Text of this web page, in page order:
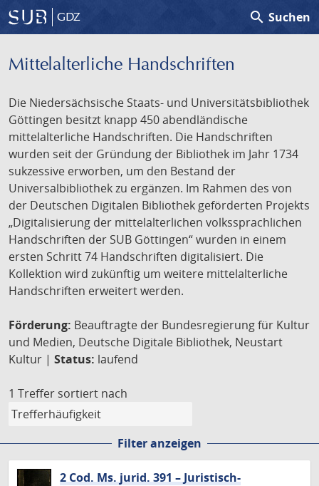
GDZ search Suchen
Mittelalterliche Handschriften
Die Niedersächsische Staats- und Universitätsbibliothek
Göttingen besitzt knapp 450 abendländische
mittelalterliche Handschriften. Die Handschriften
wurden seit der Gründung der Bibliothek im Jahr 1734
sukzessive erworben, um den Bestand der
Universalbibliothek zu ergänzen. Im Rahmen des von
der Deutschen Digitalen Bibliothek geförderten Projekts
„Digitalisierung der mittelalterlichen volkssprachlichen
Handschriften der SUB Göttingen“ wurden in einem
ersten Schritt 74 Handschriften digitalisiert. Die
Kollektion wird zukünftig um weitere mittelalterliche
Handschriften erweitert werden.
Förderung: Beauftragte der Bundesregierung für Kultur
und Medien, Deutsche Digitale Bibliothek, Neustart
Kultur | Status: laufend
1 Treffer sortiert nach
Filter anzeigen
2 Cod. Ms. jurid. 391 – Juristisch-